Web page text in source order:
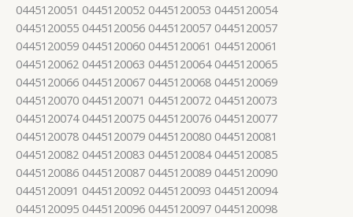
0445120051 0445120052 0445120053 0445120054
0445120055 0445120056 0445120057 0445120057
0445120059 0445120060 0445120061 0445120061
0445120062 0445120063 0445120064 0445120065
0445120066 0445120067 0445120068 0445120069
0445120070 0445120071 0445120072 0445120073
0445120074 0445120075 0445120076 0445120077
0445120078 0445120079 0445120080 0445120081
0445120082 0445120083 0445120084 0445120085
0445120086 0445120087 0445120089 0445120090
0445120091 0445120092 0445120093 0445120094
0445120095 0445120096 0445120097 0445120098